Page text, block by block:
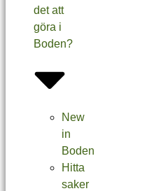
det att
göra i
Boden?
New
in
Boden
Hitta
saker